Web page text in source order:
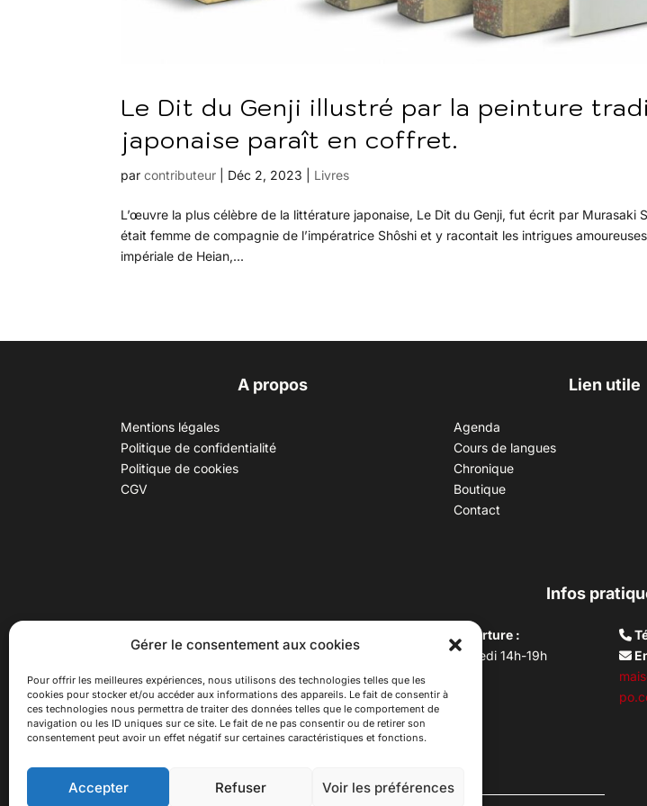
Gérer le consentement aux cookies
Pour offrir les meilleures expériences, nous utilisons des technologies telles que les
cookies pour stocker et/ou accéder aux informations des appareils. Le fait de consentir à
ces technologies nous permettra de traiter des données telles que le comportement de
navigation ou les ID uniques sur ce site. Le fait de ne pas consentir ou de retirer son
consentement peut avoir un effet négatif sur certaines caractéristiques et fonctions.
Accepter Refuser Voir les préférences
Le Dit du Genji illustré par la peinture
japonaise paraît en coffret.
parcontributeur Déc 2, 2023 Livres
L’œuvre la plus célèbre de la littérature japonaise, Le Dit du Genji, fut écrit par Murasaki
était femme de compagnie de l’impératrice Shôshi et y racontait les intrigues
impériale de Heian,...
A propos
Mentions légales
Politique de confidentialité
Politique de cookies
CGV
Lien utile
Agenda
Cours de langues
Chronique
Boutique
Contact
Infos
(adresse postale : 62 rue St
Maximin, 69003 Lyon)
à 100 mètres du métro D Monplaisir
Lumière, T3 Dauphiné Lacassagne,
bus C16 Dr Rebatel
Horaires d’ouverture :
Du mardi au vendredi 14h-19h
Samedi 10h –17h
Fermeture lundi